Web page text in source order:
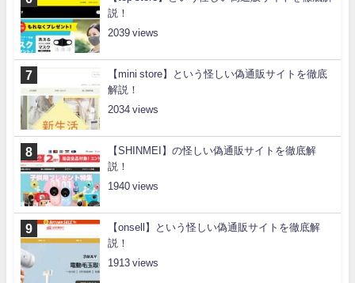
説！
2039
【mini store】という怪しい偽通販サイトを徹底
解説！
2034
【SHINMEI】の怪しい偽通販サイトを徹底解
説！
1940
【onsell】という怪しい偽通販サイトを徹底解
説！
1913